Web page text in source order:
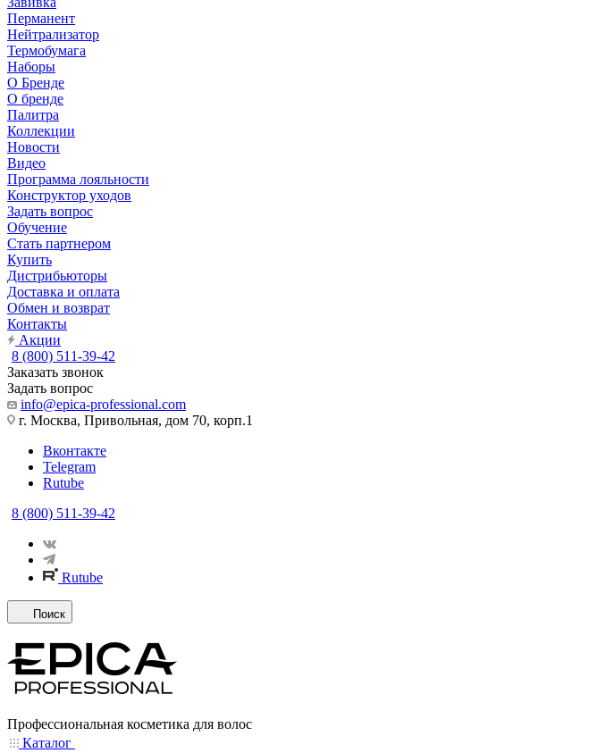
Перманент
Нейтрализатор
Термобумага
Наборы
О Бренде
О бренде
Палитра
Коллекции
Новости
Видео
Программа лояльности
Конструктор уходов
Задать вопрос
Обучение
Стать партнером
Купить
Дистрибьюторы
Доставка и оплата
Обмен и возврат
Контакты
Акции
8 (800) 511-39-42
Заказать звонок
Задать вопрос
info@epica-professional.com
г. Москва, Привольная, дом 70, корп.1
Вконтакте
Telegram
Rutube
8 (800) 511-39-42
Rutube
Поиск
Профессиональная косметика для волос
Каталог